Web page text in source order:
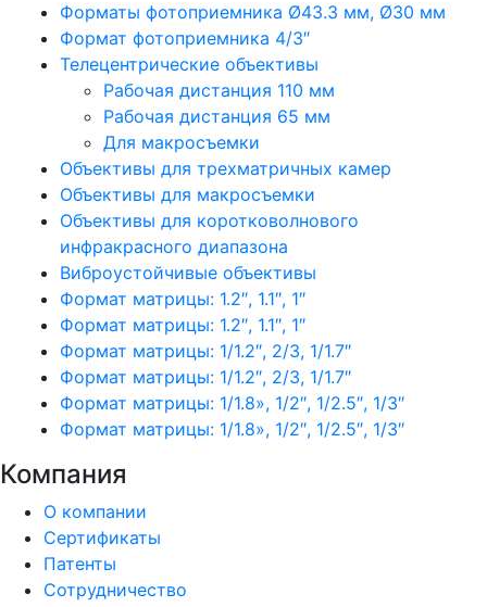
Форматы фотоприемника Ø43.3 мм, Ø30 мм
Формат фотоприемника 4/3″
Телецентрические объективы
Рабочая дистанция 110 мм
Рабочая дистанция 65 мм
Для макросъемки
Объективы для трехматричных камер
Объективы для макросъемки
Объективы для коротковолнового
инфракрасного диапазона
Виброустойчивые объективы
Формат матрицы: 1.2″, 1.1″, 1″
Формат матрицы: 1.2″, 1.1″, 1″
Формат матрицы: 1/1.2″, 2/3, 1/1.7″
Формат матрицы: 1/1.2″, 2/3, 1/1.7″
Формат матрицы: 1/1.8», 1/2″, 1/2.5″, 1/3″
Формат матрицы: 1/1.8», 1/2″, 1/2.5″, 1/3″
Компания
О компании
Сертификаты
Патенты
Сотрудничество